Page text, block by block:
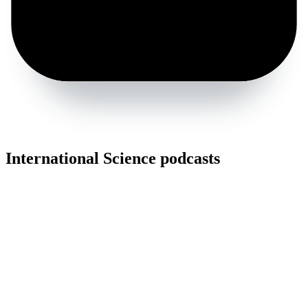
International Science podcasts